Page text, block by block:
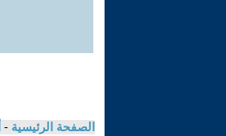
الصفحة الرئيسية -